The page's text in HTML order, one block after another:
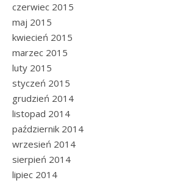
czerwiec 2015
maj 2015
kwiecień 2015
marzec 2015
luty 2015
styczeń 2015
grudzień 2014
listopad 2014
październik 2014
wrzesień 2014
sierpień 2014
lipiec 2014